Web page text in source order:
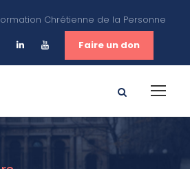
Chrétienne de la Personne
Faire un don